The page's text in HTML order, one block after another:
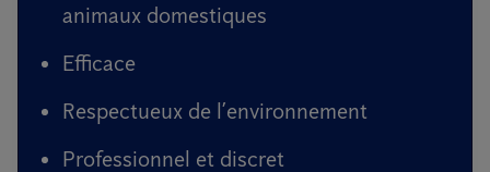
animaux domestiques
Efficace
Respectueux de l’environnement
Professionnel et discret